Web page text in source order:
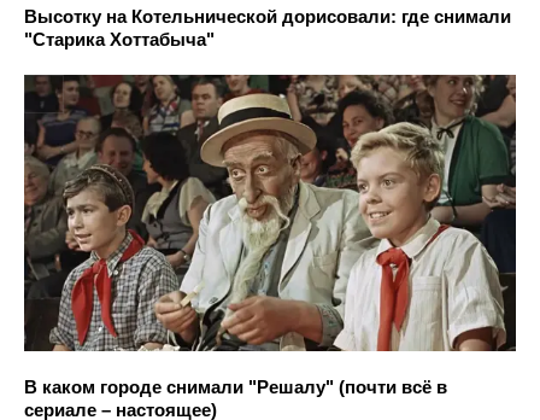
Высотку на Котельнической дорисовали: где снимали
"Старика Хоттабыча"
В каком городе снимали "Решалу" (почти всё в
сериале – настоящее)